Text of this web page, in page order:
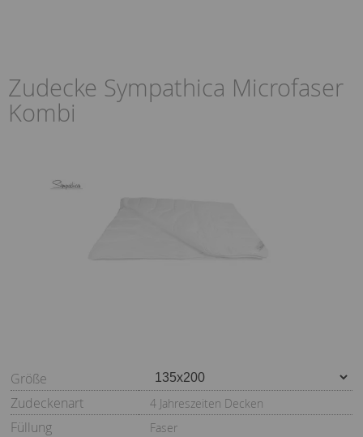
Zudecke Sympathica Microfaser
Kombi
Größe
Zudeckenart
4 Jahreszeiten Decken
Füllung Faser